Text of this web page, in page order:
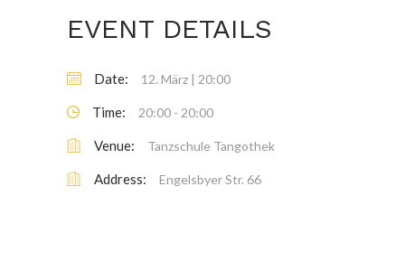
EVENT DETAILS
Date: 12. März | 20:00
Time: 20:00 - 20:00
Venue: Tanzschule Tangothek
Address: Engelsbyer Str. 66